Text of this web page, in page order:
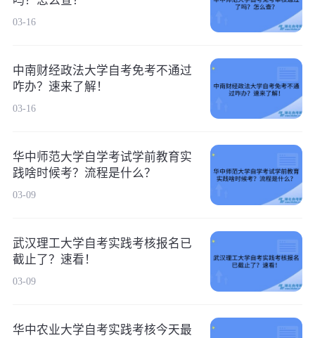
03-16
中南财经政法大学自考免考不通过
咋办？速来了解！
03-16
华中师范大学自学考试学前教育实
践啥时候考？流程是什么？
03-09
武汉理工大学自考实践考核报名已
截止了？速看！
03-09
华中农业大学自考实践考核今天最